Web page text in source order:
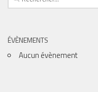
ÉVÈNEMENTS
Aucun évènement